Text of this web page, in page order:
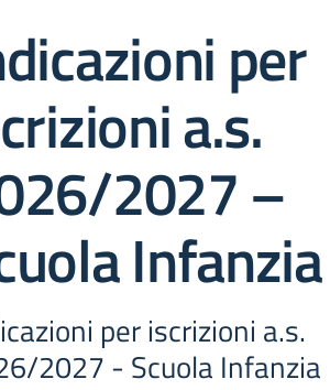
per
a.s.
2027 –
Infanzia
per iscrizioni a.s.
2027 - Scuola Infanzia